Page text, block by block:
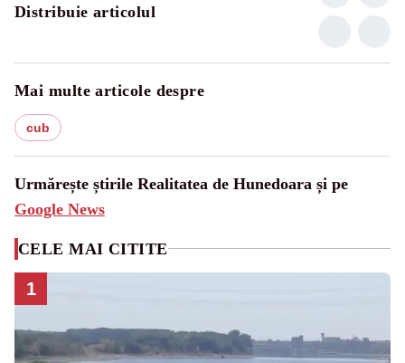
Distribuie articolul
Mai multe articole despre
cub
Urmărește știrile Realitatea de Hunedoara și pe
Google News
CELE MAI CITITE
1